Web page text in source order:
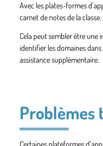
Avec les plates-formes
carnet de notes de la classe.
Cela peut sembler être une
identifier les domaines
assistance supplémentaire.
Problèmes
Certaines plateformes